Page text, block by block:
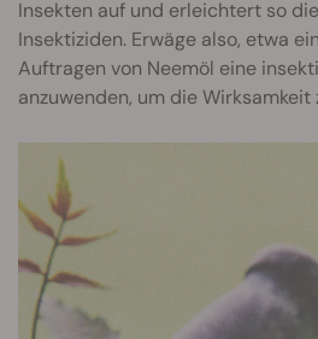
Insekten auf und erleichtert so
Insektiziden. Erwäge also, etwa
Auftragen von Neemöl eine
anzuwenden, um die Wirksamkeit